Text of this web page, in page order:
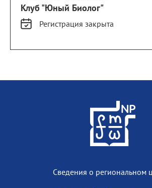
Клуб "Юный Биолог"
Регистрация закрыта
Сведения о региональном